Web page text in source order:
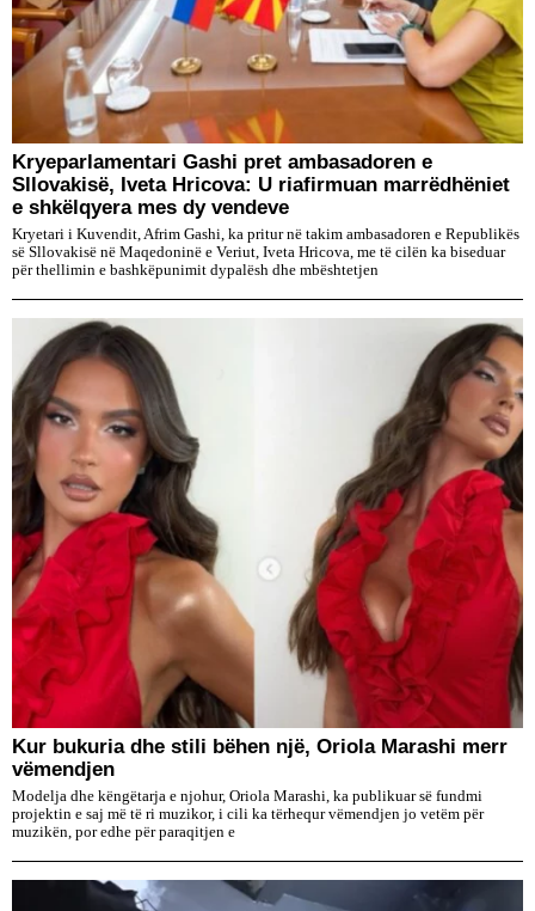
Kryeparlamentari Gashi pret ambasadoren e
Sllovakisë, Iveta Hricova: U riafirmuan marrëdhëniet
e shkëlqyera mes dy vendeve
Kryetari i Kuvendit, Afrim Gashi, ka pritur në takim ambasadoren e Republikës
së Sllovakisë në Maqedoninë e Veriut, Iveta Hricova, me të cilën ka biseduar
për thellimin e bashkëpunimit dypalësh dhe mbështetjen
Kur bukuria dhe stili bëhen një, Oriola Marashi merr
vëmendjen
Modelja dhe këngëtarja e njohur, Oriola Marashi, ka publikuar së fundmi
projektin e saj më të ri muzikor, i cili ka tërhequr vëmendjen jo vetëm për
muzikën, por edhe për paraqitjen e